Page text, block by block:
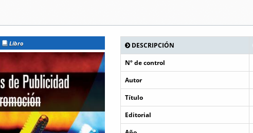
Libro DESCRIPCIÓN
Nº de control
Autor
Título
Editorial